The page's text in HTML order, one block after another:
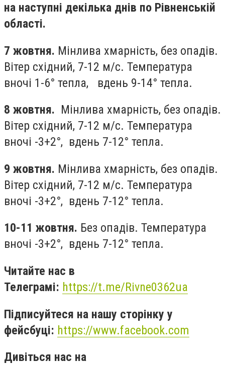
на наступні декілька днів по Рівненській
області.
7 жовтня. Мінлива хмарність, без опадів.
Вітер cхідний, 7-12 м/с. Температура
вночі 1-6° тепла, вдень 9-14° тепла.
8 жовтня. Мінлива хмарність, без опадів.
Вітер cхідний, 7-12 м/с. Температура
вночі -3+2°, вдень 7-12° тепла.
9 жовтня. Мінлива хмарність, без опадів.
Вітер cхідний, 7-12 м/с. Температура
вночі -3+2°, вдень 7-12° тепла.
10-11 жовтня. Без опадів. Температура
вночі -3+2°, вдень 7-12° тепла.
Читайте нас в
Телеграмі: https://t.me/Rivne0362ua
Підписуйтеся на нашу сторінку у
фейсбуці: https://www.facebook.com
Дивіться нас на